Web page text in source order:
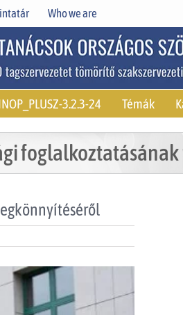
Who we are
3.2.3-24 Témák